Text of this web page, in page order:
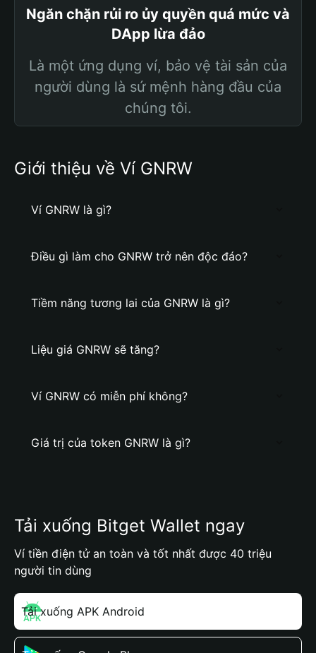
Ngăn chặn rủi ro ủy quyền quá mức và
DApp lừa đảo
Là một ứng dụng ví, bảo vệ tài sản của
người dùng là sứ mệnh hàng đầu của
chúng tôi.
Giới thiệu về Ví GNRW
Ví GNRW là gì?
Điều gì làm cho GNRW trở nên độc đáo?
Tiềm năng tương lai của GNRW là gì?
Liệu giá GNRW sẽ tăng?
Ví GNRW có miễn phí không?
Giá trị của token GNRW là gì?
Tải xuống Bitget Wallet ngay
Ví tiền điện tử an toàn và tốt nhất được 40 triệu
người tin dùng
Tải xuống APK Android